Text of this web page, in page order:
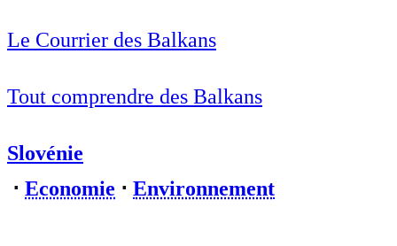
Le Courrier des Balkans
Tout comprendre des Balkans
Slovénie
⋅ Economie ⋅ Environnement